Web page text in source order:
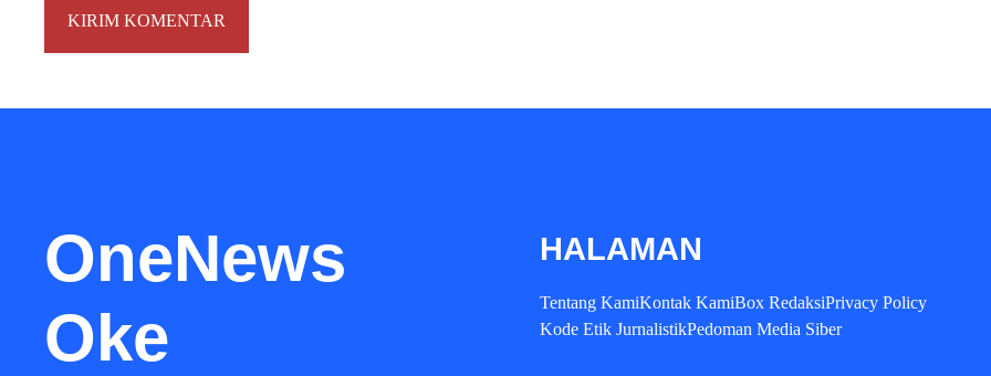
OneNews
Oke
HALAMAN
Tentang KamiKontak KamiBox RedaksiPrivacy Policy
Kode Etik JurnalistikPedoman Media Siber